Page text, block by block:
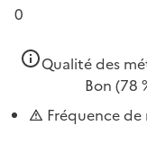
0
Qualité des
Bon (78
Fréquence de